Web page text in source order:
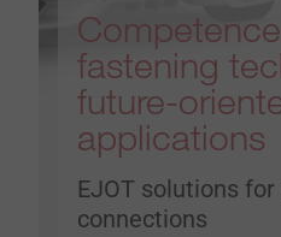
fastening
future-
applications
EJOT solutions
connections